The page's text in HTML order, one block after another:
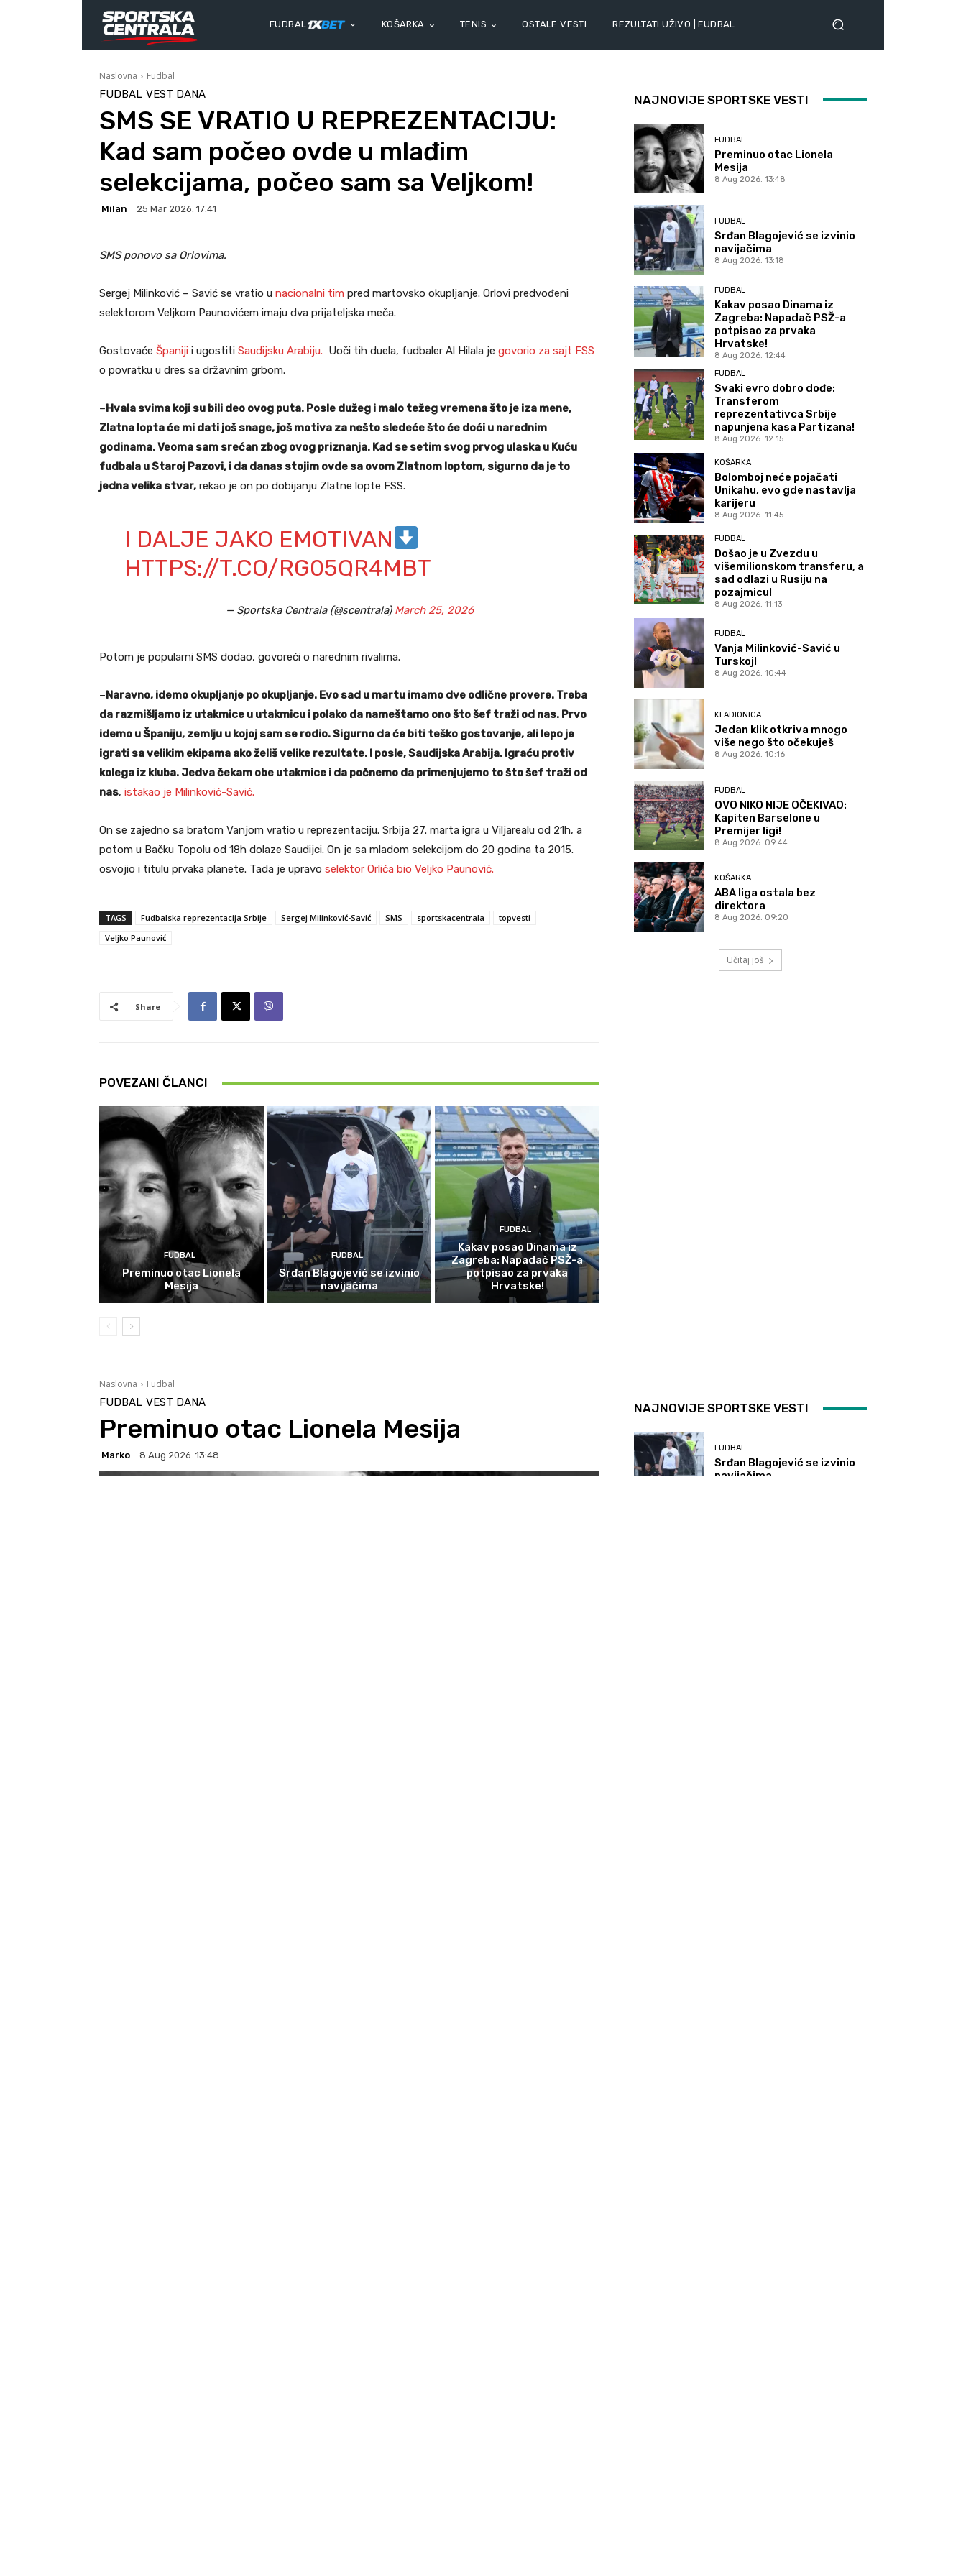
FUDBAL KOŠARKA TENIS OSTALE VESTI REZULTATI UŽIVO | FUDBAL
Naslovna Fudbal
FUDBAL VEST DANA
SMS SE VRATIO U REPREZENTACIJU:
Kad sam počeo ovde u mlađim
selekcijama, počeo sam sa Veljkom!
Milan 25 Mar 2026. 17:41
SMS ponovo sa Orlovima.
Sergej Milinković – Savić se vratio u nacionalni tim pred martovsko okupljanje. Orlovi predvođeni
selektorom Veljkom Paunovićem imaju dva prijateljska meča.
Gostovaće Španiji i ugostiti Saudijsku Arabiju. Uoči tih duela, fudbaler Al Hilala je govorio za sajt FSS
o povratku u dres sa državnim grbom.
–Hvala svima koji su bili deo ovog puta. Posle dužeg i malo težeg vremena što je iza mene,
Zlatna lopta će mi dati još snage, još motiva za nešto sledeće što će doći u narednim
godinama. Veoma sam srećan zbog ovog priznanja. Kad se setim svog prvog ulaska u Kuću
fudbala u Staroj Pazovi, i da danas stojim ovde sa ovom Zlatnom loptom, sigurno da je to
jedna velika stvar, rekao je on po dobijanju Zlatne lopte FSS.
I DALJE JAKO EMOTIVAN
HTTPS://T.CO/RG05QR4MBT
— Sportska Centrala (@scentrala) March 25, 2026
Potom je popularni SMS dodao, govoreći o narednim rivalima.
–Naravno, idemo okupljanje po okupljanje. Evo sad u martu imamo dve odlične provere. Treba
da razmišljamo iz utakmice u utakmicu i polako da nameštamo ono što šef traži od nas. Prvo
idemo u Španiju, zemlju u kojoj sam se rodio. Sigurno da će biti teško gostovanje, ali lepo je
igrati sa velikim ekipama ako želiš velike rezultate. I posle, Saudijska Arabija. Igraću protiv
kolega iz kluba. Jedva čekam obe utakmice i da počnemo da primenjujemo to što šef traži od
nas, istakao je Milinković-Savić.
On se zajedno sa bratom Vanjom vratio u reprezentaciju. Srbija 27. marta igra u Viljarealu od 21h, a
potom u Bačku Topolu od 18h dolaze Saudijci. On je sa mladom selekcijom do 20 godina ta 2015.
osvojio i titulu prvaka planete. Tada je upravo selektor Orlića bio Veljko Paunović.
TAGS Fudbalska reprezentacija Srbije Sergej Milinković-Savić SMS sportskacentrala
topvesti
Veljko Paunović
Share
POVEZANI ČLANCI
FUDBAL
Preminuo otac Lionela
Mesija
FUDBAL
Srđan Blagojević se izvinio
navijačima
FUDBAL
Kakav posao Dinama iz
Zagreba: Napadač PSŽ-a
potpisao za prvaka
Hrvatske!
NAJNOVIJE SPORTSKE VESTI
FUDBAL
Preminuo otac Lionela
Mesija
8 Aug 2026. 13:48
FUDBAL
Srđan Blagojević se izvinio
navijačima
8 Aug 2026. 13:18
FUDBAL
Kakav posao Dinama iz
Zagreba: Napadač PSŽ-a
potpisao za prvaka
Hrvatske!
8 Aug 2026. 12:44
FUDBAL
Svaki evro dobro dođe:
Transferom
reprezentativca Srbije
napunjena kasa Partizana!
8 Aug 2026. 12:15
KOŠARKA
Bolomboj neće pojačati
Unikahu, evo gde nastavlja
karijeru
8 Aug 2026. 11:45
FUDBAL
Došao je u Zvezdu u
višemilionskom transferu, a
sad odlazi u Rusiju na
pozajmicu!
8 Aug 2026. 11:13
FUDBAL
Vanja Milinković-Savić u
Turskoj!
8 Aug 2026. 10:44
KLADIONICA
Jedan klik otkriva mnogo
više nego što očekuješ
8 Aug 2026. 10:16
FUDBAL
OVO NIKO NIJE OČEKIVAO:
Kapiten Barselone u
Premijer ligi!
8 Aug 2026. 09:44
KOŠARKA
ABA liga ostala bez
direktora
8 Aug 2026. 09:20
Učitaj još